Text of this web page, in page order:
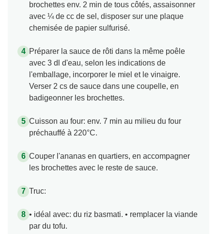
brochettes env. 2 min de tous côtés, assaisonner
avec ¼ de cc de sel, disposer sur une plaque
chemisée de papier sulfurisé.
Préparer la sauce de rôti dans la même poêle
avec 3 dl d'eau, selon les indications de
l'emballage, incorporer le miel et le vinaigre.
Verser 2 cs de sauce dans une coupelle, en
badigeonner les brochettes.
Cuisson au four: env. 7 min au milieu du four
préchauffé à 220°C.
Couper l'ananas en quartiers, en accompagner
les brochettes avec le reste de sauce.
Truc:
• idéal avec: du riz basmati. • remplacer la viande
par du tofu.